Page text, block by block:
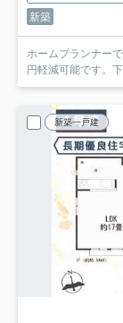
新築
ホームプランナー
円軽減可能です。
新築一戸建